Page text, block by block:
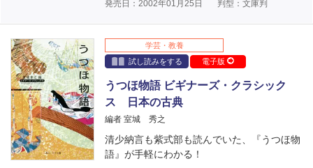
発売日：2002年01月25日
判型：文庫判
学芸・教養
試し読みをする
電子版
うつほ物語 ビギナーズ・クラシック
ス 日本の古典
編者 室城 秀之
清少納言も紫式部も読んでいた、『うつほ物
語』が手軽にわかる！